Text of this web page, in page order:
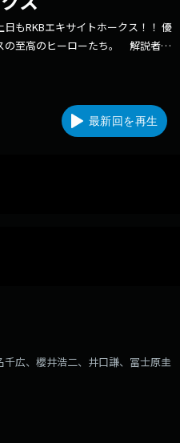
もRKBエキサイトホークス！！ 優
の至高のヒーローたち。 解説者が
実施！ 各月毎に「マンスリー・ヒ
手は勝利投手で2ポイント、記録
ト、それ以外は1ポイントで算出
最新回を再生
広、櫻井浩二、井口謙、冨士原圭